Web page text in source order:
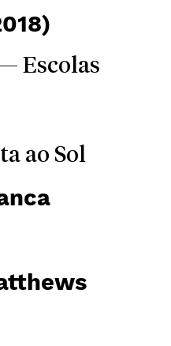
Escolas
ao Sol